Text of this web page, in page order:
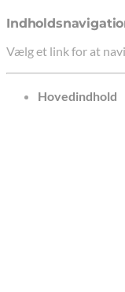
Vælg et link for at
gå til
Hovedindhold